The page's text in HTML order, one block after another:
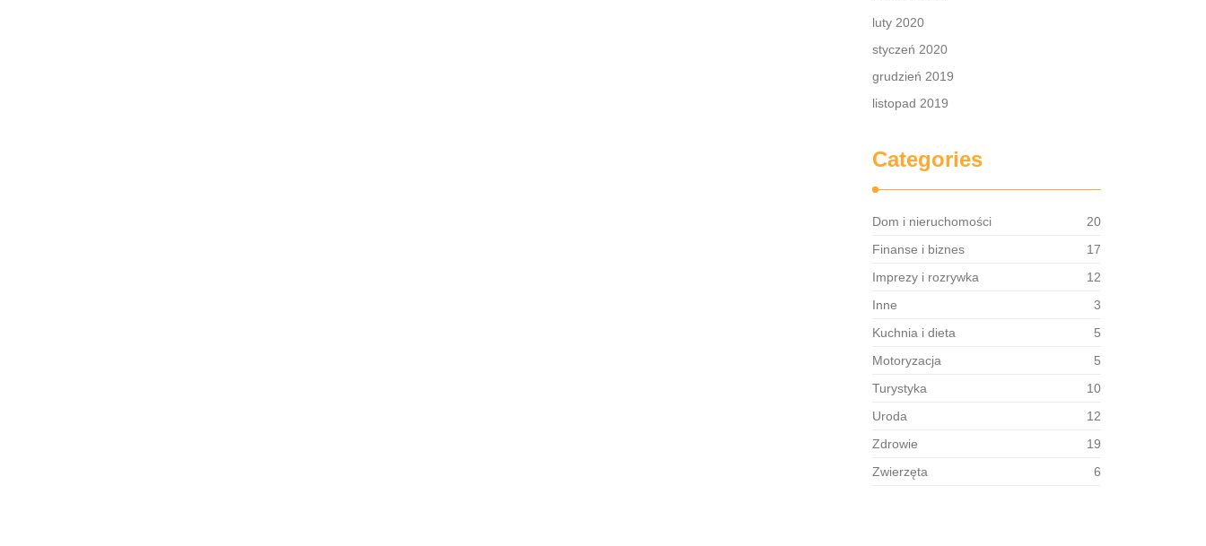
luty 2020
styczeń 2020
grudzień 2019
listopad 2019
Categories
Dom i nieruchomości
20
Finanse i biznes
17
Imprezy i rozrywka
12
Inne
3
Kuchnia i dieta
5
Motoryzacja
5
Turystyka
10
Uroda
12
Zdrowie
19
Zwierzęta
6